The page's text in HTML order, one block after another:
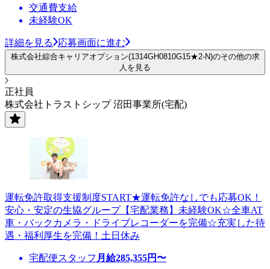
交通費支給
未経験OK
詳細を見る 応募画面に進む
株式会社綜合キャリアオプション(1314GH0810G15★2-N)のその他の求
人を見る
正社員
株式会社トラストシップ 沼田事業所(宅配)
運転免許取得支援制度START★運転免許なしでも応募OK！
安心・安定の生協グループ【宅配業務】未経験OK☆全車AT
車・バックカメラ・ドライブレコーダーを完備☆充実した待
遇・福利厚生を完備！土日休み
宅配便スタッフ 月給285,355円〜